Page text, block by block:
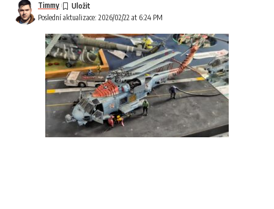
Poslední aktualizace: 2026/02/22 at 6:24 PM
Timmy